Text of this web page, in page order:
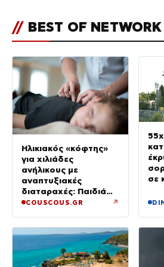
// BEST OF NETWORK
Ηλικιακός «κόφτης»
για χιλιάδες
ανήλικους με
αναπτυξιακές
διαταραχές: Παιδιά
ενός κατώτερου θεού
COUSCOUS.GR ↗
σε
του